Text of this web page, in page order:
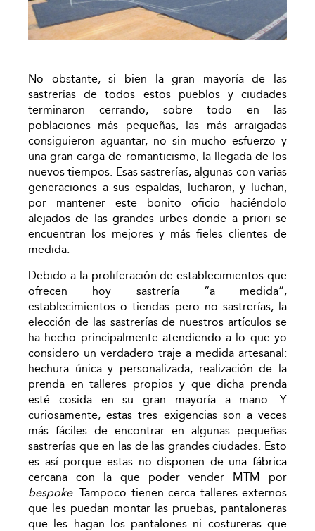
No obstante, si bien la gran mayoría de las
sastrerías de todos estos pueblos y ciudades
terminaron cerrando, sobre todo en las
poblaciones más pequeñas, las más arraigadas
consiguieron aguantar, no sin mucho esfuerzo y
una gran carga de romanticismo, la llegada de los
nuevos tiempos. Esas sastrerías, algunas con varias
generaciones a sus espaldas, lucharon, y luchan,
por mantener este bonito oficio haciéndolo
alejados de las grandes urbes donde a priori se
encuentran los mejores y más fieles clientes de
medida.
Debido a la proliferación de establecimientos que
ofrecen hoy sastrería “a medida”,
establecimientos o tiendas pero no sastrerías, la
elección de las sastrerías de nuestros artículos se
ha hecho principalmente atendiendo a lo que yo
considero un verdadero traje a medida artesanal:
hechura única y personalizada, realización de la
prenda en talleres propios y que dicha prenda
esté cosida en su gran mayoría a mano. Y
curiosamente, estas tres exigencias son a veces
más fáciles de encontrar en algunas pequeñas
sastrerías que en las de las grandes ciudades. Esto
es así porque estas no disponen de una fábrica
cercana con la que poder vender MTM por
bespoke. Tampoco tienen cerca talleres externos
que les puedan montar las pruebas, pantaloneras
que les hagan los pantalones ni costureras que